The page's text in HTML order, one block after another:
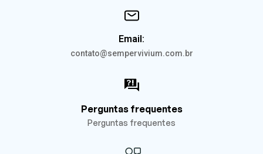
Email:
contato@sempervivium.com.br
Perguntas frequentes
Perguntas frequentes